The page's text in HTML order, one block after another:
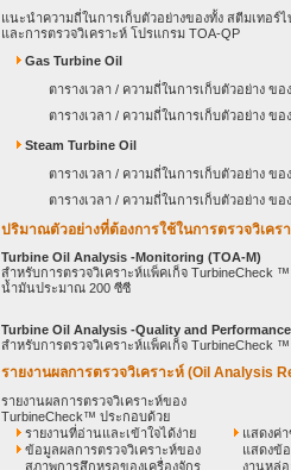
แนะนำความถี่ในการเก็บตัวอย่างของทั้ง สตีมเทอร์
และการตรวจวิเคราะห์ โปรแกรม TOA-QP
Gas Turbine Oil
ตารางเวลา / ความถี่ในการเก็บตัวอย่าง ข
ตารางเวลา / ความถี่ในการเก็บตัวอย่าง ข
Steam Turbine Oil
ตารางเวลา / ความถี่ในการเก็บตัวอย่าง ข
ตารางเวลา / ความถี่ในการเก็บตัวอย่าง ข
ปริมาณตัวอย่างที่ต้องการใช้ในการตรวจวิเคร
Turbine Oil Analysis -Monitoring (TOA-M)
สำหรับการตรวจวิเคราะห์แพ็คเก็จ TurbineCheck
น้ำมันประมาณ 200 ซีซี
Turbine Oil Analysis -Quality and
สำหรับการตรวจวิเคราะห์แพ็คเก็จ TurbineCheck
รายงานผลการตรวจวิเคราะห์ (Oil Analysis
รายงานผลการตรวจวิเคราะห์ของ
TurbineCheck™ ประกอบด้วย
รายงานที่อ่านและเข้าใจได้ง่าย
ข้อมูลผลการตรวจวิเคราะห์ของ
สภาพการสึกหรอของเครื่องจักร
แสดงค่
แสดงข้
งานหล่